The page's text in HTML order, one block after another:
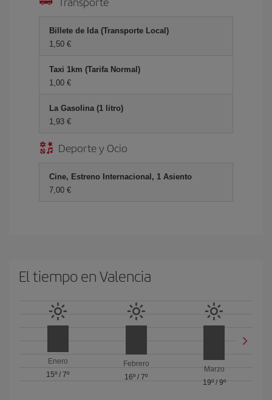
Billete de Ida (Transporte Local)
1,50 €
Taxi 1km (Tarifa Normal)
1,00 €
La Gasolina (1 litro)
1,93 €
Deporte y Ocio
Cine, Estreno Internacional, 1 Asiento
7,00 €
El tiempo en Valencia
Enero
15º /7º
Febrero
16º / 7º
Marzo
19º/ 9º